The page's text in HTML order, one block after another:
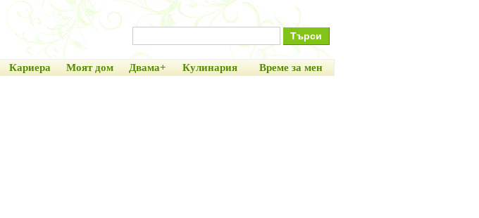
Кариера Моят дом Двама+ Кулинария Време за мен